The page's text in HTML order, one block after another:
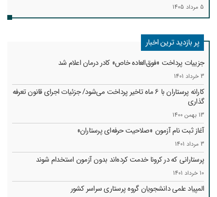
5 مرداد 1405
پر بازدید ترین اخبار
جزییات پرداخت «فوق‌العاده خاص» کادر درمان اعلام شد
3 خرداد 1401
کارانه‌ پرستاران با 6 ماه تاخیر پرداخت می‌شود/ جزئیات اجرای قانون تعرفه
گذاری
13 بهمن 1400
آغاز ثبت نام آزمون «صلاحیت حرفه‌ای پرستاران»
3 مرداد 1401
پرستارانی که در کرونا خدمت کرد‌ه‌اند بدون آزمون استخدام شوند
10 خرداد 1401
المپیاد علمی دانشجویان گروه پرستاری سراسر کشور